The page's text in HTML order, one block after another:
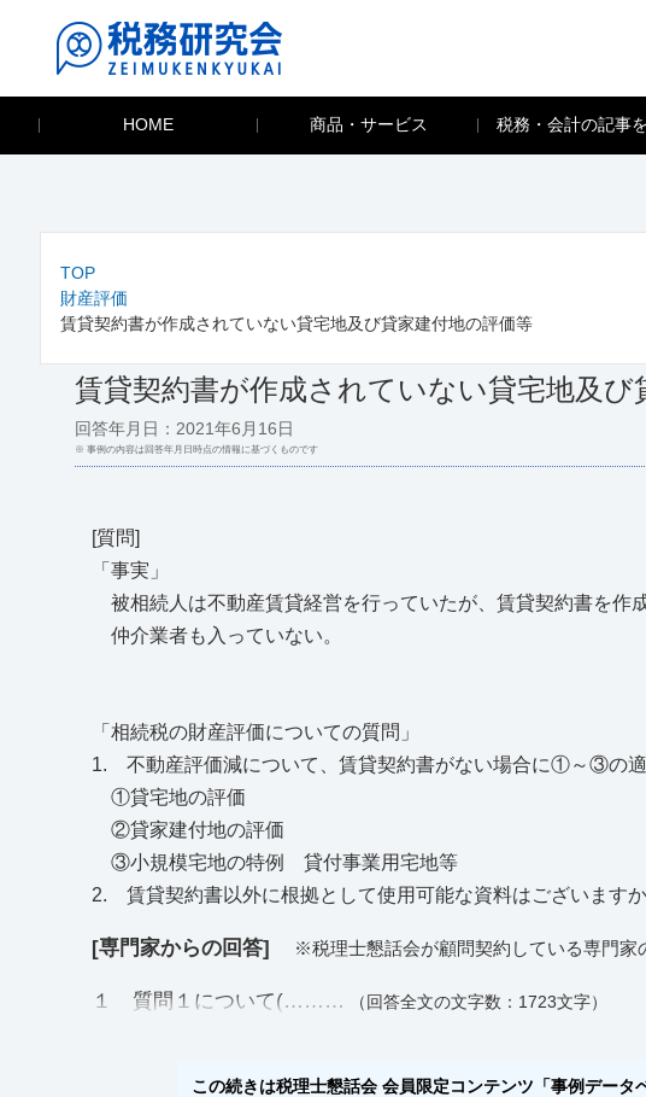
HOME 商品・サービス 税務・会計の記事
TOP
財産評価
賃貸契約書が作成されていない貸宅地及び貸家建付地の評価等
賃貸契約書が作成されていない貸宅地及び
回答年月日：2021年6月16日
※ 事例の内容は回答年月日時点の情報に基づくものです
[質問]
「事実」
被相続人は不動産賃貸経営を行っていたが、賃貸契約書を作
仲介業者も入っていない。
「相続税の財産評価についての質問」
1. 不動産評価減について、賃貸契約書がない場合に①～③の適
①貸宅地の評価
②貸家建付地の評価
③小規模宅地の特例 貸付事業用宅地等
2. 賃貸契約書以外に根拠として使用可能な資料はございま
[専門家からの回答] ※税理士懇話会が顧問契約している専門家
１ 質問１について(……… （回答全文の文字数：1723文字）
この続きは税理士懇話会 会員限定コンテンツ「事例データ